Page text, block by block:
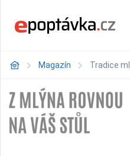
Magazín Tradice